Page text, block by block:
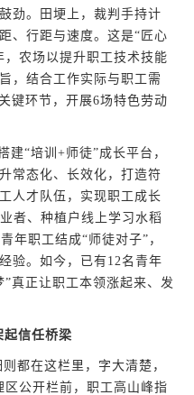
劲。田埂上，裁判手持计
、行距与速度。这是“匠心
农场以提升职工技术技能
，结合工作实际与职工需
键环节，开展6场特色劳动
建“培训+师徒”成长平台，
常态化、长效化，打造符
人才队伍，实现职工成长
者、种植户线上学习水稻
年职工结成“师徒对子”，
验。如今，已有12名青年
真正让职工本领涨起来、发
起信任桥梁
都在这栏里，字大清楚，
公开栏前，职工高山峰指